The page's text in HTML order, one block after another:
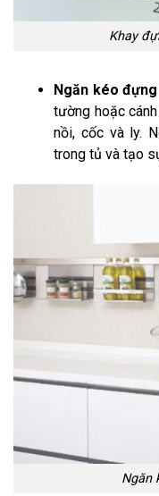
Khay
Ngăn kéo
tường hoặc
nồi, cốc và ly.
trong tủ và tạo
Ngăn